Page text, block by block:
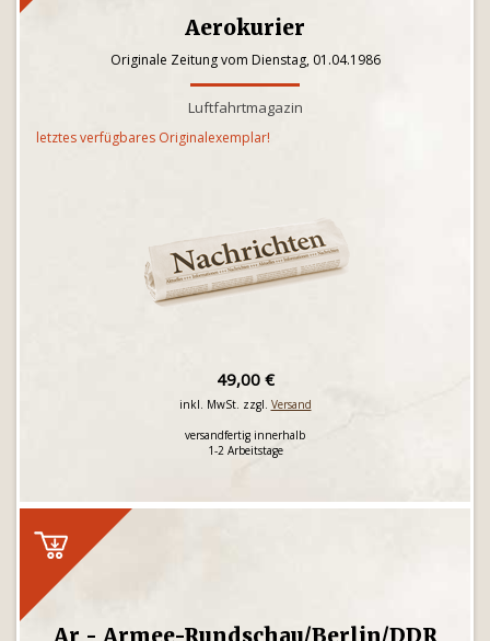
Aerokurier
Originale Zeitung vom Dienstag, 01.04.1986
Luftfahrtmagazin
letztes verfügbares Originalexemplar!
49,00 €
inkl. MwSt. zzgl. Versand
versandfertig innerhalb
1-2 Arbeitstage
Ar - Armee-Rundschau/Berlin/DDR